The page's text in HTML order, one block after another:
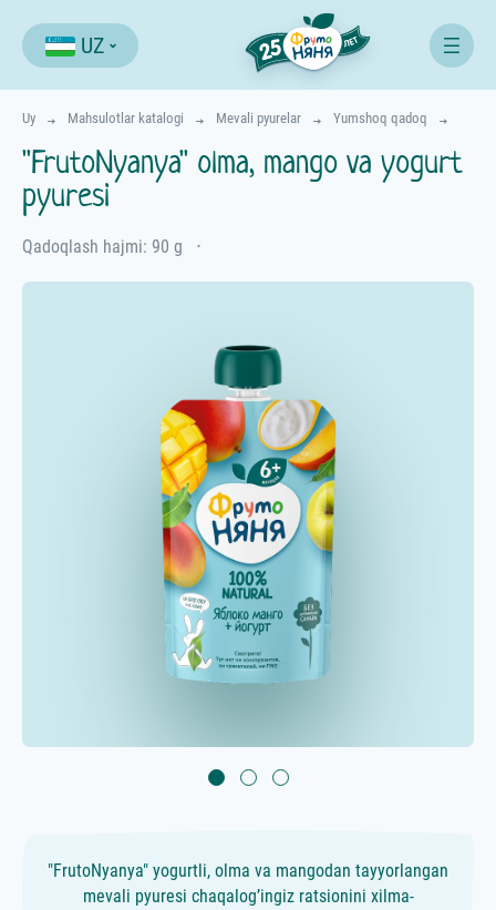
UZ
Uy Mahsulotlar katalogi Mevali pyurelar Yumshoq qadoq
"FrutoNyanya" olma, mango va yogurt
pyuresi
Qadoqlash hajmi: 90 g ⋅
"FrutoNyanya" yogurtli, olma va mangodan tayyorlangan
mevali pyuresi chaqalog’ingiz ratsionini xilma-